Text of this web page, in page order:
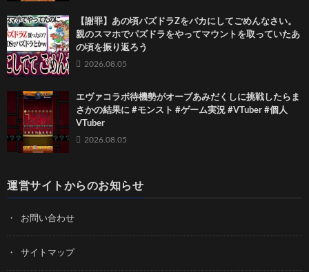
【謝罪】あの頃パズドラZをバカにしてごめんなさい。
親のスマホでパズドラをやってマウントを取っていたあ
の頃を振り返ろう
2026.08.05
エヴァコラボ待機勢がオーブあみだくしに挑戦したらま
さかの結果に #モンスト #ゲーム実況 #VTuber #個人
VTuber
2026.08.05
運営サイトからのお知らせ
お問い合わせ
サイトマップ